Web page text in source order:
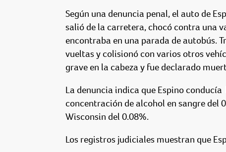
Según una denuncia penal, el auto de
salió de la carretera, chocó contra una
encontraba en una parada de autobús.
vueltas y colisionó con varios otros
grave en la cabeza y fue declarado
La denuncia indica que Espino conducía
concentración de alcohol en sangre del
Wisconsin del 0.08%.
Los registros judiciales muestran que